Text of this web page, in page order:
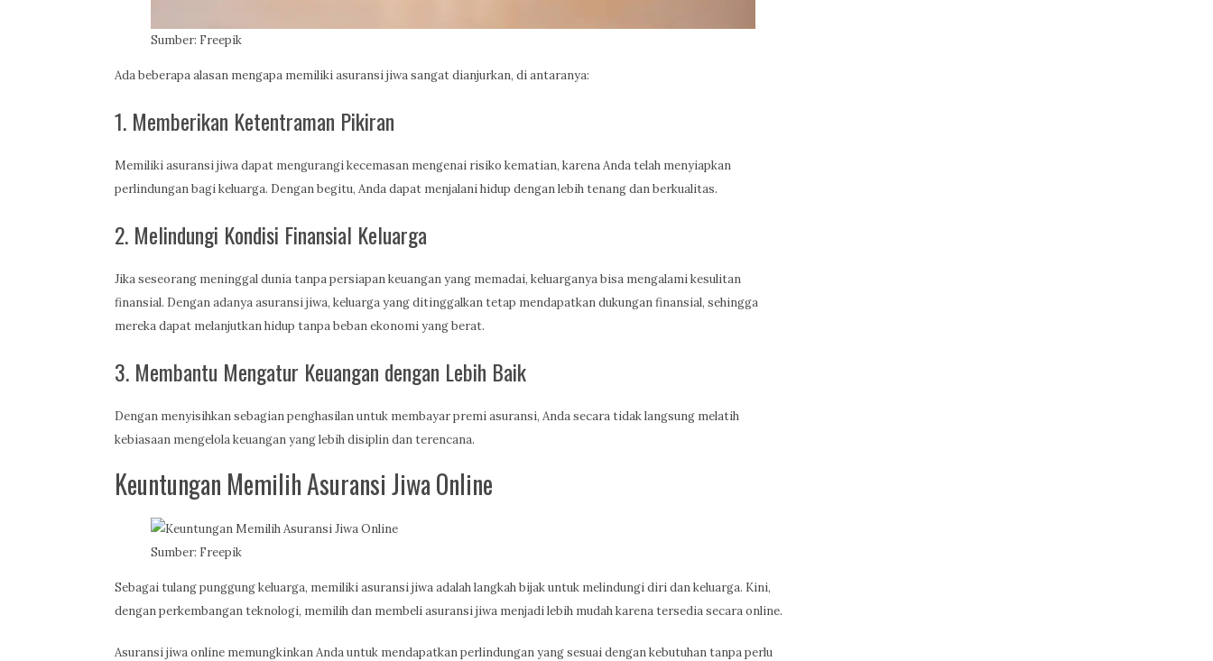
Sumber: Freepik
Ada beberapa alasan mengapa memiliki asuransi jiwa sangat dianjurkan, di antaranya:
1. Memberikan Ketentraman Pikiran
Memiliki asuransi jiwa dapat mengurangi kecemasan mengenai risiko kematian, karena Anda telah menyiapkan
perlindungan bagi keluarga. Dengan begitu, Anda dapat menjalani hidup dengan lebih tenang dan berkualitas.
2. Melindungi Kondisi Finansial Keluarga
Jika seseorang meninggal dunia tanpa persiapan keuangan yang memadai, keluarganya bisa mengalami kesulitan
finansial. Dengan adanya asuransi jiwa, keluarga yang ditinggalkan tetap mendapatkan dukungan finansial, sehingga
mereka dapat melanjutkan hidup tanpa beban ekonomi yang berat.
3. Membantu Mengatur Keuangan dengan Lebih Baik
Dengan menyisihkan sebagian penghasilan untuk membayar premi asuransi, Anda secara tidak langsung melatih
kebiasaan mengelola keuangan yang lebih disiplin dan terencana.
Keuntungan Memilih Asuransi Jiwa Online
Sumber: Freepik
Sebagai tulang punggung keluarga, memiliki asuransi jiwa adalah langkah bijak untuk melindungi diri dan keluarga. Kini,
dengan perkembangan teknologi, memilih dan membeli asuransi jiwa menjadi lebih mudah karena tersedia secara online.
Asuransi jiwa online memungkinkan Anda untuk mendapatkan perlindungan yang sesuai dengan kebutuhan tanpa perlu